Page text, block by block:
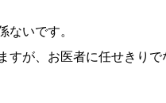
ないです。
が、お医者に任せきり